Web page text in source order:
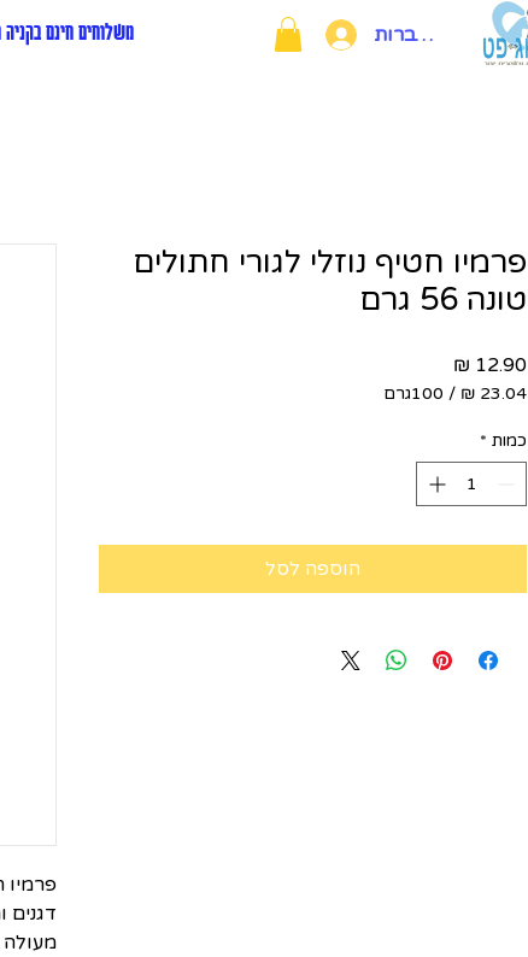
משלוחים חינם בקניה מעל להתחברות
פרמיו
דגנים
מעולה
פרמיו חטיף נוזלי לגורי חתולים
טונה 56 גרם
/ 100גרם
לכל
100
כמות *
הוספה לסל